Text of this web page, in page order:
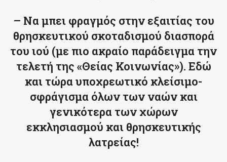
– Να μπει φραγμός στην εξαιτίας του
θρησκευτικού σκοταδισμού διασπορά
του ιού (με πιο ακραίο παράδειγμα την
τελετή της «Θείας Κοινωνίας»). Εδώ
και τώρα υποχρεωτικό κλείσιμο-
σφράγισμα όλων των ναών και
γενικότερα των χώρων
εκκλησιασμού και θρησκευτικής
λατρείας!